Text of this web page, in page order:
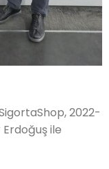
2022-
ile